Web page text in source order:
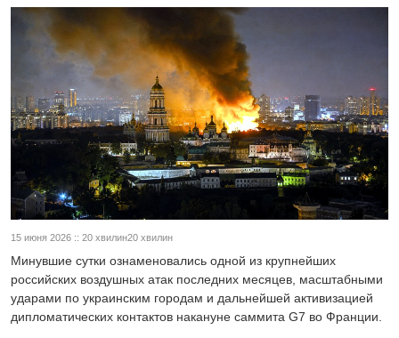
15 июня 2026 :: 20 хвилин20 хвилин
Минувшие сутки ознаменовались одной из крупнейших
российских воздушных атак последних месяцев, масштабными
ударами по украинским городам и дальнейшей активизацией
дипломатических контактов накануне саммита G7 во Франции.